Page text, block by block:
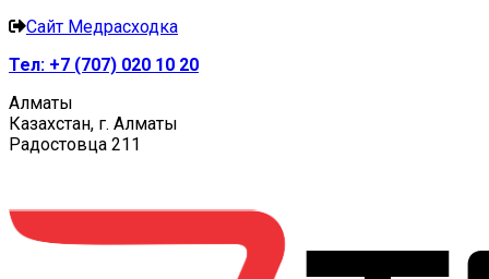
Сайт Медрасходка
Тел: +7 (707) 020 10 20
Алматы
Казахстан, г. Алматы
Радостовца 211